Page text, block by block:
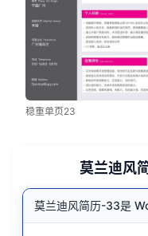
稳重单页23
莫兰迪风
莫兰迪风简历-33是